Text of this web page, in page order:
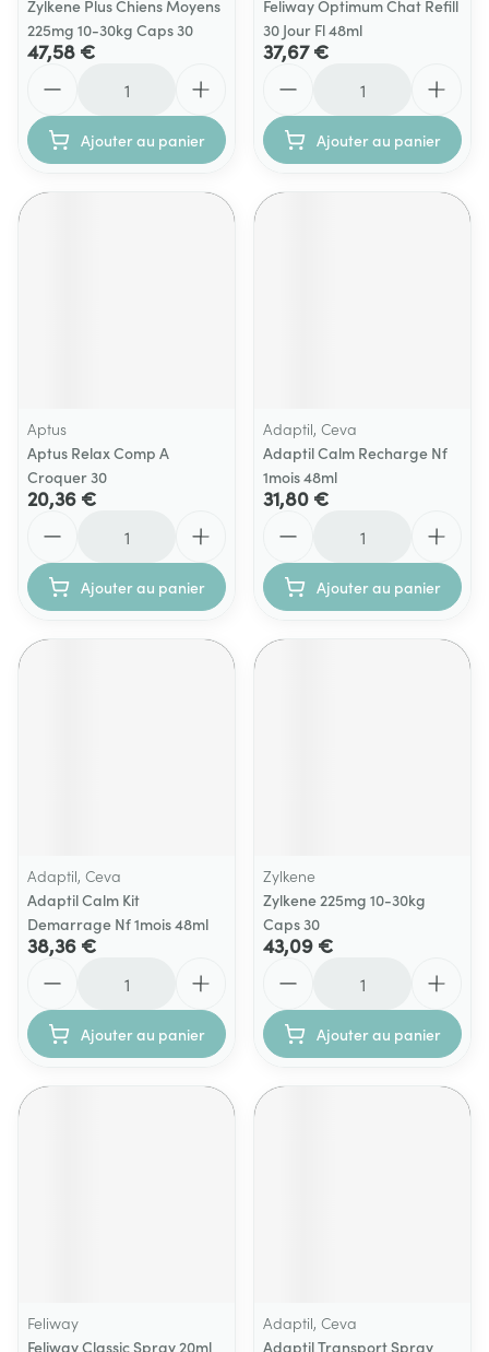
Zylkene Plus Chiens Moyens
225mg 10-30kg Caps 30
47,58 €
Ajouter au panier
Feliway Optimum Chat Refill
30 Jour Fl 48ml
37,67 €
Ajouter au panier
Aptus
Aptus Relax Comp A
Croquer 30
20,36 €
Ajouter au panier
Adaptil, Ceva
Adaptil Calm Recharge Nf
1mois 48ml
31,80 €
Ajouter au panier
Adaptil, Ceva
Adaptil Calm Kit
Demarrage Nf 1mois 48ml
38,36 €
Ajouter au panier
Zylkene
Zylkene 225mg 10-30kg
Caps 30
43,09 €
Ajouter au panier
Feliway
Feliway Classic Spray 20ml
Adaptil, Ceva
Adaptil Transport Spray